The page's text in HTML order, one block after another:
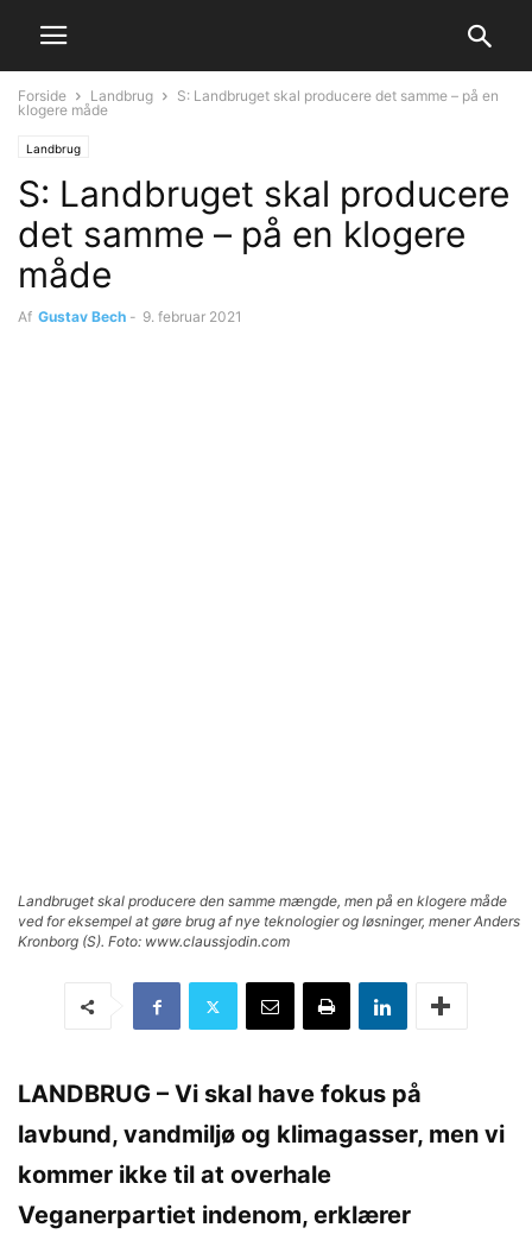
Forside Landbrug
S: Landbruget skal producere det samme – på en
klogere måde
Landbrug
S: Landbruget skal producere
det samme – på en klogere
måde
Af Gustav Bech - 9. februar 2021
Landbruget skal producere den samme mængde, men på en klogere måde
ved for eksempel at gøre brug af nye teknologier og løsninger, mener Anders
Kronborg (S). Foto: www.claussjodin.com
LANDBRUG – Vi skal have fokus på
lavbund, vandmiljø og klimagasser, men vi
kommer ikke til at overhale
Veganerpartiet indenom, erklærer